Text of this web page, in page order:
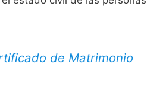
de Matrimonio